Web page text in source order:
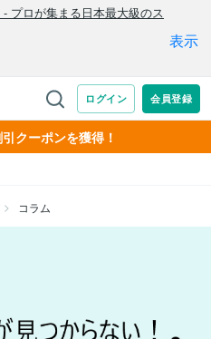
クーポンを獲得！
コラム